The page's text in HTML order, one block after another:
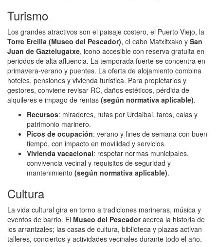
Turismo
Los grandes atractivos son el paisaje costero, el Puerto Viejo, la
Torre Ercilla (Museo del Pescador), el cabo Matxitxako y San
Juan de Gaztelugatxe, icono accesible con reserva gratuita en
periodos de alta afluencia. La temporada fuerte se concentra en
primavera-verano y puentes. La oferta de alojamiento combina
hoteles, pensiones y vivienda turística. Para propietarios y
gestores, conviene revisar RC, daños estéticos, pérdida de
alquileres e impago de rentas (según normativa aplicable).
Recursos: miradores, rutas por Urdaibai, faros, calas y
patrimonio marinero.
Picos de ocupación: verano y fines de semana con buen
tiempo, con impacto en movilidad y servicios.
Vivienda vacacional: respetar normas municipales,
convivencia vecinal y requisitos de seguridad y
mantenimiento (según normativa aplicable).
Cultura
La vida cultural gira en torno a tradiciones marineras, música y
eventos de barrio. El Museo del Pescadoracerca la historia de
los arrantzales; las casas de cultura, biblioteca y plazas activan
talleres, conciertos y actividades vecinales durante todo el año.